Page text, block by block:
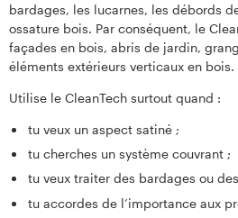
bardages, les lucarnes, les débords
ossature bois. Par conséquent, le
façades en bois, abris de jardin,
éléments extérieurs verticaux en bois.
Utilise le CleanTech surtout quand :
tu veux un aspect satiné ;
tu cherches un système couvrant ;
tu veux traiter des bardages ou
tu accordes de l’importance aux